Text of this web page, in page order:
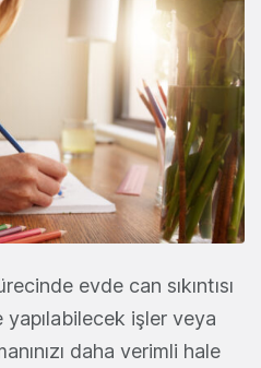
evde can sıkıntısı
işler veya
daha verimli hale